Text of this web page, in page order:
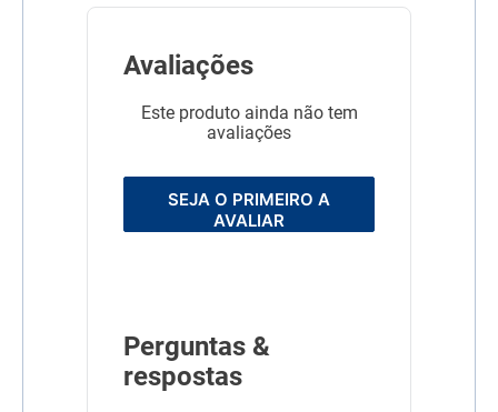
Avaliações
Este produto ainda não tem
avaliações
SEJA O PRIMEIRO A
AVALIAR
Perguntas &
respostas